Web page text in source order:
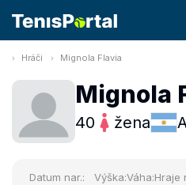
Hráči Mignola Flavia
Mignola
40 žena
Datum nar.:
Výška:Váha:Hraje